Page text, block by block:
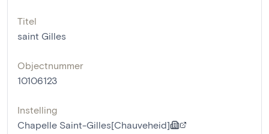
Titel
saint Gilles
Objectnummer
10106123
Instelling
Chapelle Saint-Gilles[Chauveheid]